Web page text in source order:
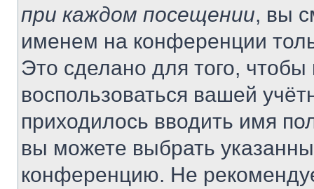
при каждом посещении, вы
именем на конференции
Это сделано для того, чтобы
воспользоваться вашей
приходилось вводить имя
вы можете выбрать
конференцию. Не